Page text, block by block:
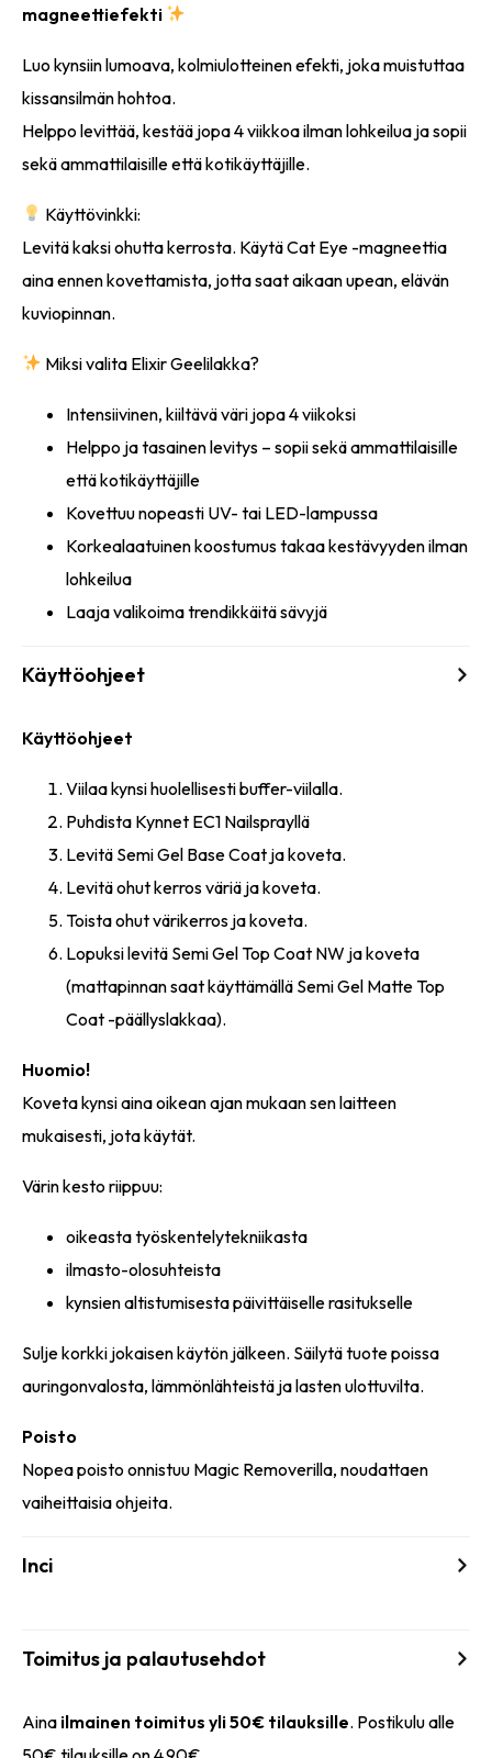
magneettiefekti
Luo kynsiin lumoava, kolmiulotteinen efekti, joka muistuttaa
kissansilmän hohtoa.
Helppo levittää, kestää jopa 4 viikkoa ilman lohkeilua ja sopii
sekä ammattilaisille että kotikäyttäjille.
Käyttövinkki:
Levitä kaksi ohutta kerrosta. Käytä Cat Eye -magneettia
aina ennen kovettamista, jotta saat aikaan upean, elävän
kuviopinnan.
Miksi valita Elixir Geelilakka?
Intensiivinen, kiiltävä väri jopa 4 viikoksi
Helppo ja tasainen levitys – sopii sekä ammattilaisille
että kotikäyttäjille
Kovettuu nopeasti UV- tai LED-lampussa
Korkealaatuinen koostumus takaa kestävyyden ilman
lohkeilua
Laaja valikoima trendikkäitä sävyjä
Käyttöohjeet
Käyttöohjeet
Viilaa kynsi huolellisesti buffer-viilalla.
Puhdista Kynnet EC1 Nailsprayllä
Levitä Semi Gel Base Coat ja koveta.
Levitä ohut kerros väriä ja koveta.
Toista ohut värikerros ja koveta.
Lopuksi levitä Semi Gel Top Coat NW ja koveta
(mattapinnan saat käyttämällä Semi Gel Matte Top
Coat -päällyslakkaa).
Huomio!
Koveta kynsi aina oikean ajan mukaan sen laitteen
mukaisesti, jota käytät.
Värin kesto riippuu:
oikeasta työskentelytekniikasta
ilmasto-olosuhteista
kynsien altistumisesta päivittäiselle rasitukselle
Sulje korkki jokaisen käytön jälkeen. Säilytä tuote poissa
auringonvalosta, lämmönlähteistä ja lasten ulottuvilta.
Poisto
Nopea poisto onnistuu Magic Removerilla, noudattaen
vaiheittaisia ohjeita.
Inci
Toimitus ja palautusehdot
Aina ilmainen toimitus yli 50€ tilauksille. Postikulu alle